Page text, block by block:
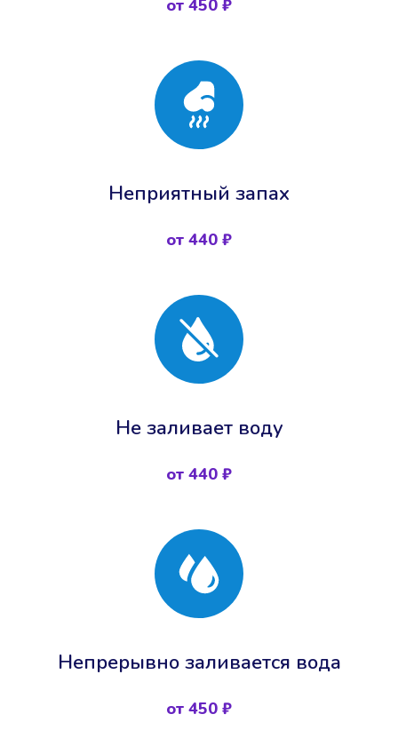
от 450 ₽
Неприятный запах
от 440 ₽
Не заливает воду
от 440 ₽
Непрерывно заливается вода
от 450 ₽